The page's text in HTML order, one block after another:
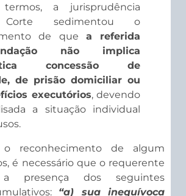
termos, a jurisprudência
sedimentou o
de que a referida
não implica
concessão de
de prisão domiciliar ou
executórios, devendo
a situação individual
o reconhecimento de algum
é necessário que o requerente
a presença dos seguintes
“a) sua inequívoca